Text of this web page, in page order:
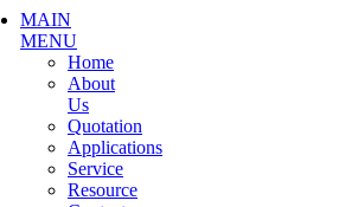
MAIN
MENU
Home
About
Us
Quotation
Applications
Service
Resource